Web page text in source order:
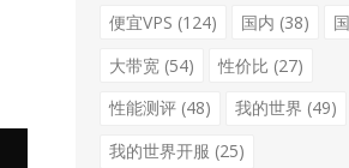
便宜VPS (124) 国内 (38)
大带宽 (54) 性价比 (27)
性能测评 (48) 我的世界 (49)
我的世界开服 (25)